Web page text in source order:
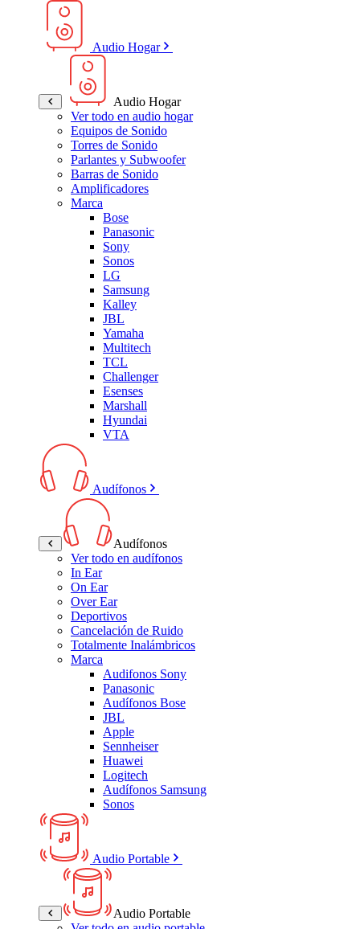
Audio Hogar
Audio Hogar
Ver todo en audio hogar
Equipos de Sonido
Torres de Sonido
Parlantes y Subwoofer
Barras de Sonido
Amplificadores
Marca
Bose
Panasonic
Sony
Sonos
LG
Samsung
Kalley
JBL
Yamaha
Multitech
TCL
Challenger
Esenses
Marshall
Hyundai
VTA
Audífonos
Audífonos
Ver todo en audífonos
In Ear
On Ear
Over Ear
Deportivos
Cancelación de Ruido
Totalmente Inalámbricos
Marca
Audifonos Sony
Panasonic
Audífonos Bose
JBL
Apple
Sennheiser
Huawei
Logitech
Audífonos Samsung
Sonos
Audio Portable
Audio Portable